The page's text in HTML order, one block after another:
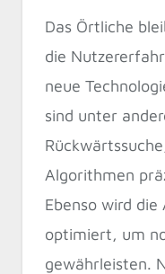
Das Örtliche
die
neue
sind unter
Algorithmen
Ebenso wird
optimiert, um
gewährleisten.